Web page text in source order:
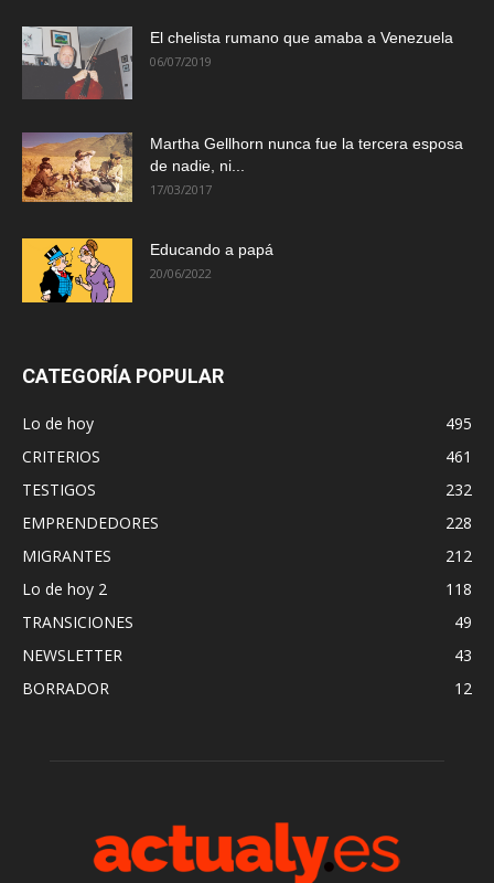
El chelista rumano que amaba a Venezuela
06/07/2019
Martha Gellhorn nunca fue la tercera esposa
de nadie, ni...
17/03/2017
Educando a papá
20/06/2022
CATEGORÍA POPULAR
Lo de hoy
495
CRITERIOS
461
TESTIGOS
232
EMPRENDEDORES
228
MIGRANTES
212
Lo de hoy 2
118
TRANSICIONES
49
NEWSLETTER
43
BORRADOR
12